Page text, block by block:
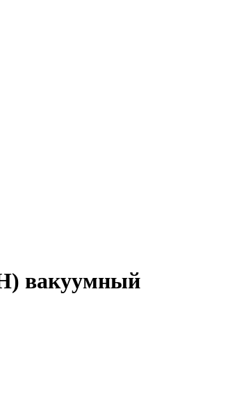
вакуумный